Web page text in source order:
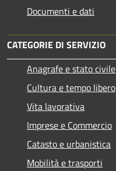
Documenti e dati
CATEGORIE DI SERVIZIO
Anagrafe e stato civile
Cultura e tempo libero
Vita lavorativa
Imprese e Commercio
Catasto e urbanistica
Mobilità e trasporti